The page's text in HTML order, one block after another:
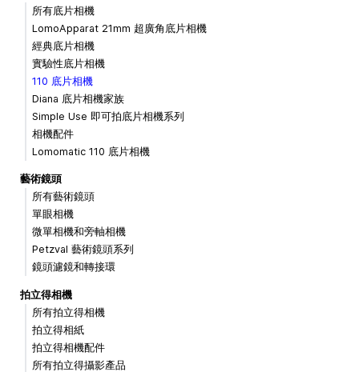
所有底片相機
LomoApparat 21mm 超廣角底片相機
經典底片相機
實驗性底片相機
110 底片相機
Diana 底片相機家族
Simple Use 即可拍底片相機系列
相機配件
Lomomatic 110 底片相機
藝術鏡頭
所有藝術鏡頭
單眼相機
微單相機和旁軸相機
Petzval 藝術鏡頭系列
鏡頭濾鏡和轉接環
拍立得相機
所有拍立得相機
拍立得相紙
拍立得相機配件
所有拍立得攝影產品